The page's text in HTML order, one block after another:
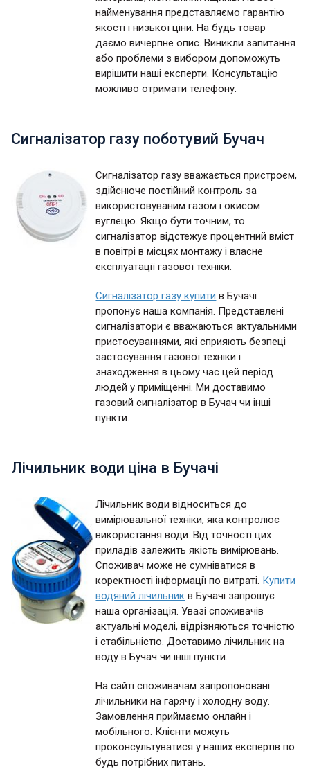
найменування представляємо гарантію
якості і низької ціни. На будь товар
даємо вичерпне опис. Виникли запитання
або проблеми з вибором допоможуть
вирішити наші експерти. Консультацію
можливо отримати телефону.
Сигналізатор газу поботувий Бучач
Сигналізатор газу вважається пристроєм,
здійснюче постійний контроль за
використовуваним газом і окисом
вуглецю. Якщо бути точним, то
сигналізатор відстежує процентний вміст
в повітрі в місцях монтажу і власне
експлуатації газової техніки.
Сигналізатор газу купити в Бучачі
пропонує наша компанія. Представлені
сигналізатори є вважаються актуальними
пристосуваннями, які сприяють безпеці
застосування газової техніки і
знаходження в цьому час цей період
людей у приміщенні. Ми доставимо
газовий сигналізатор в Бучач чи інші
пункти.
Лічильник води ціна в Бучачі
Лічильник води відноситься до
вимірювальної техніки, яка контролює
використання води. Від точності цих
приладів залежить якість вимірювань.
Споживач може не сумніватися в
коректності інформації по витраті. Купити
водяний лічильник в Бучачі запрошує
наша організація. Увазі споживачів
актуальні моделі, відрізняються точністю
і стабільністю. Доставимо лічильник на
воду в Бучач чи інші пункти.
На сайті споживачам запропоновані
лічильники на гарячу і холодну воду.
Замовлення приймаємо онлайн і
мобільного. Клієнти можуть
проконсультуватися у наших експертів по
будь потрібних питань.